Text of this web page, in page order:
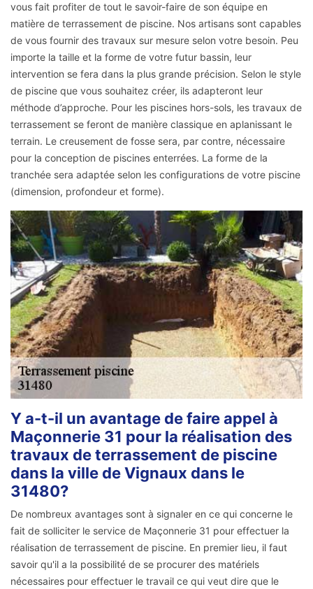
vous fait profiter de tout le savoir-faire de son équipe en
matière de terrassement de piscine. Nos artisans sont capables
de vous fournir des travaux sur mesure selon votre besoin. Peu
importe la taille et la forme de votre futur bassin, leur
intervention se fera dans la plus grande précision. Selon le style
de piscine que vous souhaitez créer, ils adapteront leur
méthode d’approche. Pour les piscines hors-sols, les travaux de
terrassement se feront de manière classique en aplanissant le
terrain. Le creusement de fosse sera, par contre, nécessaire
pour la conception de piscines enterrées. La forme de la
tranchée sera adaptée selon les configurations de votre piscine
(dimension, profondeur et forme).
Y a-t-il un avantage de faire appel à
Maçonnerie 31 pour la réalisation des
travaux de terrassement de piscine
dans la ville de Vignaux dans le
31480?
De nombreux avantages sont à signaler en ce qui concerne le
fait de solliciter le service de Maçonnerie 31 pour effectuer la
réalisation de terrassement de piscine. En premier lieu, il faut
savoir qu'il a la possibilité de se procurer des matériels
nécessaires pour effectuer le travail ce qui veut dire que le